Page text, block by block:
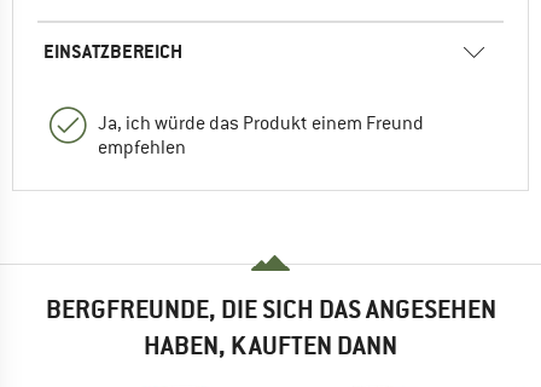
EINSATZBEREICH
Ja, ich würde das Produkt einem Freund
empfehlen
BERGFREUNDE, DIE SICH DAS ANGESEHEN
HABEN, KAUFTEN DANN